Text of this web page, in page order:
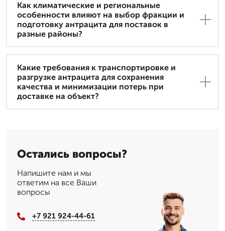
Как климатические и региональные
особенности влияют на выбор фракции и
подготовку антрацита для поставок в
разные районы?
Какие требования к транспортировке и
разгрузке антрацита для сохранения
качества и минимизации потерь при
доставке на объект?
Остались вопросы?
Напишите нам и мы
ответим на все Ваши
вопросы
+7 921 924-44-61